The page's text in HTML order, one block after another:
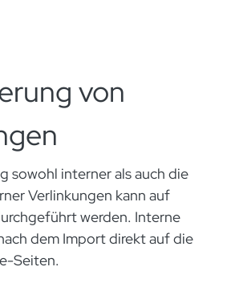
von
sowohl interner als auch die
Verlinkungen kann auf
werden. Interne
dem Import direkt auf die
Seiten.